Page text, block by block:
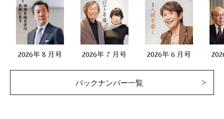
2026年 8 月号 2026年 7 月号 2026年 6 月号
バックナンバー一覧